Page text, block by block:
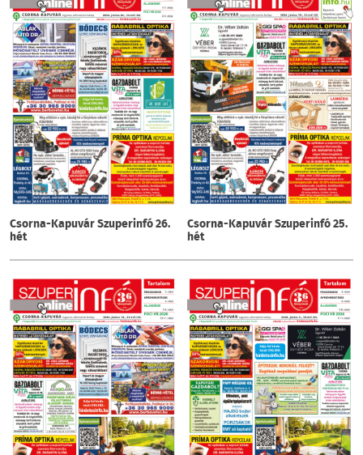
Csorna-Kapuvár Szuperinfó 26.
hét
Csorna-Kapuvár Szuperinfó 25.
hét